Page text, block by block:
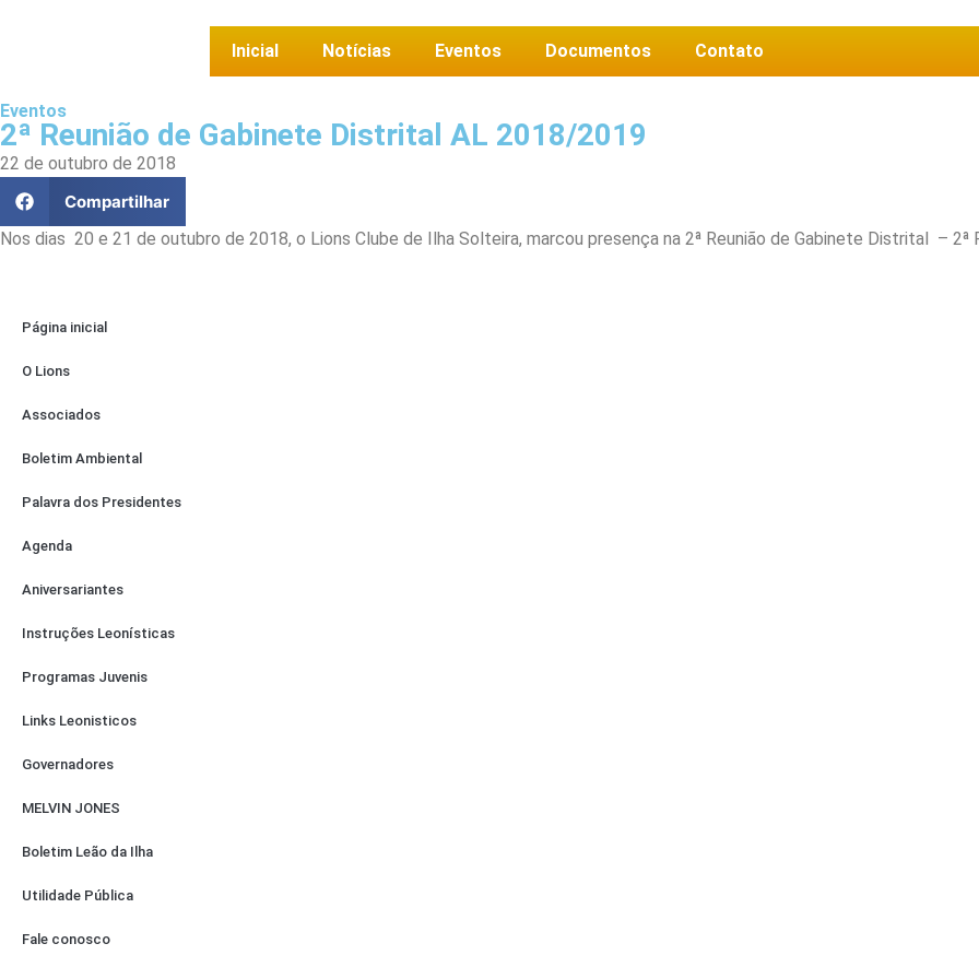
Inicial Notícias Eventos Documentos Contato
Eventos
2ª Reunião de Gabinete Distrital AL 2018/2019
22 de outubro de 2018
Compartilhar
Nos dias 20 e 21 de outubro de 2018, o Lions Clube de Ilha Solteira, marcou presença na 2ª Reunião de Gabinete Distrital – 2ª
Página inicial
O Lions
Associados
Boletim Ambiental
Palavra dos Presidentes
Agenda
Aniversariantes
Instruções Leonísticas
Programas Juvenis
Links Leonisticos
Governadores
MELVIN JONES
Boletim Leão da Ilha
Utilidade Pública
Fale conosco